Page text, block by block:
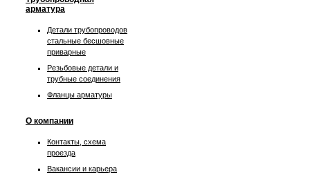
арматура
Детали трубопроводов
стальные бесшовные
приварные
Резьбовые детали и
трубные соединения
Фланцы арматуры
О компании
Контакты, схема
проезда
Вакансии и карьера